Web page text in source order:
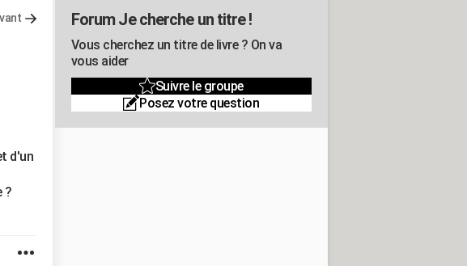
d'un
?
Forum Je cherche un titre !
Vous cherchez un titre de livre ? On va
vous aider
Suivre le groupe
Posez votre question